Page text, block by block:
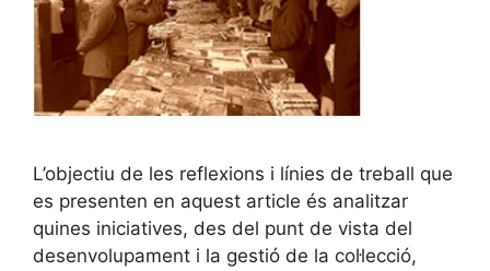
L’objectiu de les reflexions i línies de treball que
es presenten en aquest article és analitzar
quines iniciatives, des del punt de vista del
desenvolupament i la gestió de la col·lecció,